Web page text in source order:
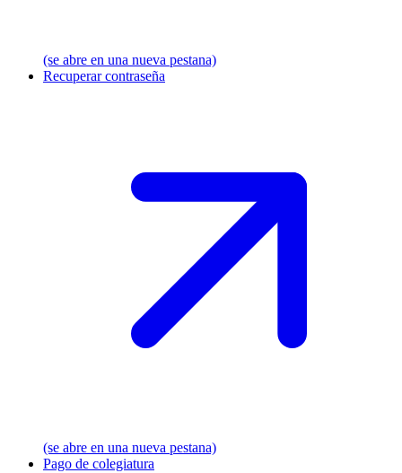
(se abre en una nueva pestana)
Recuperar contraseña
(se abre en una nueva pestana)
Pago de colegiatura